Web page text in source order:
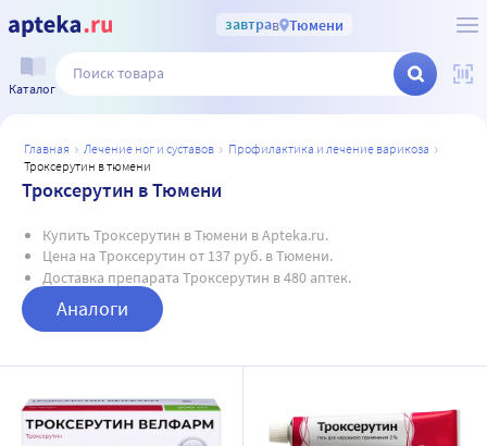
завтрав Тюмени
Каталог
главная лечение ног и суставов
профилактика и лечение варикоза
троксерутин в тюмени
Троксерутин в Тюмени
Купить Троксерутин в Тюмени в Apteka.ru.
Цена на Троксерутин от 137 руб. в Тюмени.
Доставка препарата Троксерутин в 480 аптек.
Аналоги